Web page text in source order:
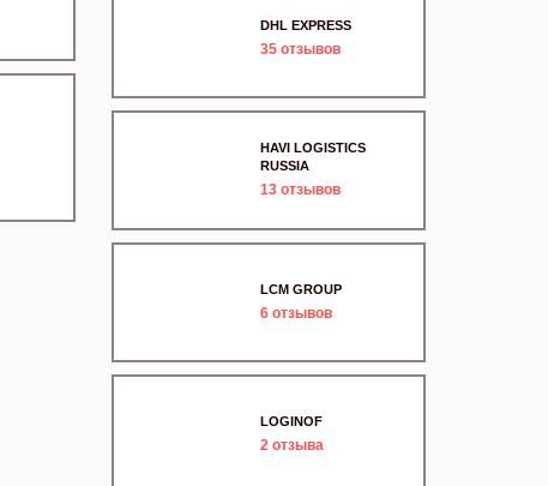
DHL EXPRESS
35 отзывов
HAVI LOGISTICS
RUSSIA
13 отзывов
LCM GROUP
6 отзывов
LOGINOF
2 отзыва